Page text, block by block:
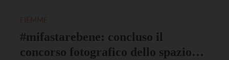
#mifastarebene: concluso il
concorso fotografico dello spazio